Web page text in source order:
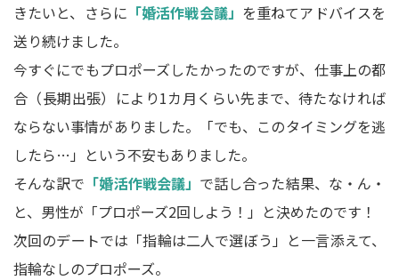
きたいと、さらに 「婚活作戦会議」 を重ねてアドバイスを
送り続けました。
今すぐにでもプロポーズしたかったのですが、仕事上の都
合（長期出張）により1カ月くらい先まで、待たなければ
ならない事情がありました。「でも、このタイミングを逃
したら…」という不安もありました。
そんな訳で 「婚活作戦会議」 で話し合った結果、な・ん・
と、男性が「プロポーズ2回しよう！」と決めたのです！
次回のデートでは「指輪は二人で選ぼう」と一言添えて、
指輪なしのプロポーズ。